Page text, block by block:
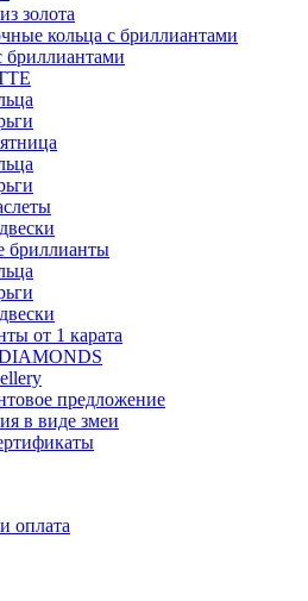
золота
кольца с бриллиантами
бриллиантами
бриллианты
от 1 карата
предложение
в виде змеи
оплата